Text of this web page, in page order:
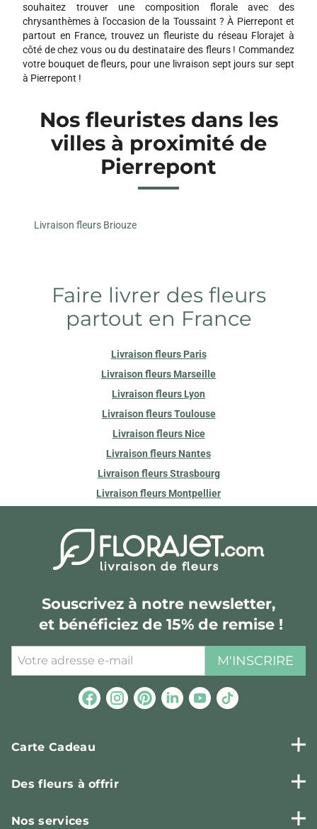
souhaitez trouver une composition florale avec des
chrysanthèmes à l’occasion de la Toussaint ? À Pierrepont et
partout en France, trouvez un fleuriste du réseau Florajet à
côté de chez vous ou du destinataire des fleurs ! Commandez
votre bouquet de fleurs, pour une livraison sept jours sur sept
à Pierrepont !
Nos fleuristes dans les
villes à proximité de
Pierrepont
Livraison fleurs Briouze
Faire livrer des fleurs
partout en France
Livraison fleurs Paris
Livraison fleurs Marseille
Livraison fleurs Lyon
Livraison fleurs Toulouse
Livraison fleurs Nice
Livraison fleurs Nantes
Livraison fleurs Strasbourg
Livraison fleurs Montpellier
Souscrivez à notre newsletter,
et bénéficiez de 15% de remise !
M'INSCRIRE
Carte Cadeau
Des fleurs à offrir
Nos services